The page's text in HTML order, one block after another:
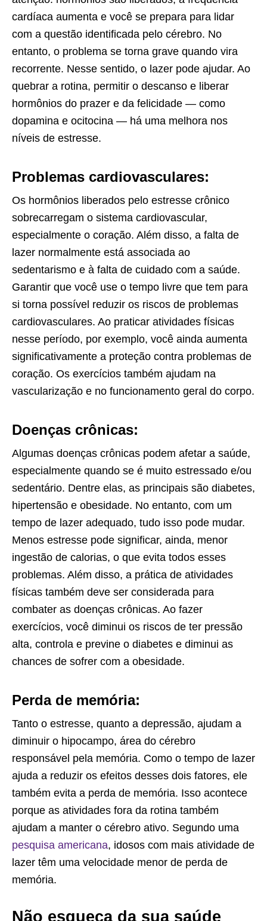
cardíaca aumenta e você se prepara para lidar
com a questão identificada pelo cérebro. No
entanto, o problema se torna grave quando vira
recorrente. Nesse sentido, o lazer pode ajudar. Ao
quebrar a rotina, permitir o descanso e liberar
hormônios do prazer e da felicidade — como
dopamina e ocitocina — há uma melhora nos
níveis de estresse.
Problemas cardiovasculares:
Os hormônios liberados pelo estresse crônico
sobrecarregam o sistema cardiovascular,
especialmente o coração. Além disso, a falta de
lazer normalmente está associada ao
sedentarismo e à falta de cuidado com a saúde.
Garantir que você use o tempo livre que tem para
si torna possível reduzir os riscos de problemas
cardiovasculares. Ao praticar atividades físicas
nesse período, por exemplo, você ainda aumenta
significativamente a proteção contra problemas de
coração. Os exercícios também ajudam na
vascularização e no funcionamento geral do corpo.
Doenças crônicas:
Algumas doenças crônicas podem afetar a saúde,
especialmente quando se é muito estressado e/ou
sedentário. Dentre elas, as principais são diabetes,
hipertensão e obesidade. No entanto, com um
tempo de lazer adequado, tudo isso pode mudar.
Menos estresse pode significar, ainda, menor
ingestão de calorias, o que evita todos esses
problemas. Além disso, a prática de atividades
físicas também deve ser considerada para
combater as doenças crônicas. Ao fazer
exercícios, você diminui os riscos de ter pressão
alta, controla e previne o diabetes e diminui as
chances de sofrer com a obesidade.
Perda de memória:
Tanto o estresse, quanto a depressão, ajudam a
diminuir o hipocampo, área do cérebro
responsável pela memória. Como o tempo de lazer
ajuda a reduzir os efeitos desses dois fatores, ele
também evita a perda de memória. Isso acontece
porque as atividades fora da rotina também
ajudam a manter o cérebro ativo. Segundo uma
pesquisa americana, idosos com mais atividade de
lazer têm uma velocidade menor de perda de
memória.
Não esqueça da sua saúde